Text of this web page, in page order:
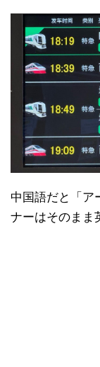
中国語だと「ア
ナーはそのまま